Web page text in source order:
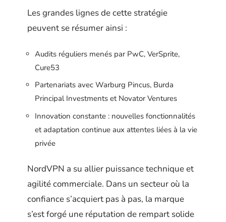
Les grandes lignes de cette stratégie
peuvent se résumer ainsi :
Audits réguliers menés par PwC, VerSprite,
Cure53
Partenariats avec Warburg Pincus, Burda
Principal Investments et Novator Ventures
Innovation constante : nouvelles fonctionnalités
et adaptation continue aux attentes liées à la vie
privée
NordVPN a su allier puissance technique et
agilité commerciale. Dans un secteur où la
confiance s’acquiert pas à pas, la marque
s’est forgé une réputation de rempart solide